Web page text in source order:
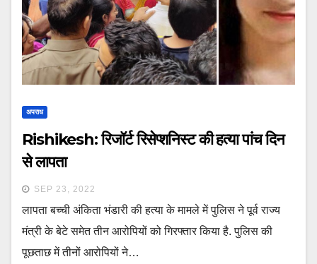
अपराध
Rishikesh: रिजॉर्ट रिसेप्शनिस्ट की हत्या पांच दिन
से लापता
SEP 23, 2022
लापता बच्ची अंकिता भंडारी की हत्या के मामले में पुलिस ने पूर्व राज्य
मंत्री के बेटे समेत तीन आरोपियों को गिरफ्तार किया है. पुलिस की
पूछताछ में तीनों आरोपियों ने…